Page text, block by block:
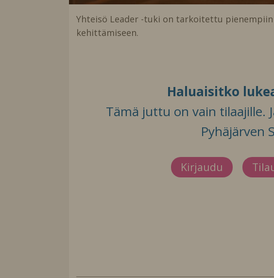
Yhteisö Leader -tuki on tarkoitettu
kehittämiseen.
Haluaisitko
Tämä juttu on vain tilaajille.
Pyhäjärven
Kirjaudu